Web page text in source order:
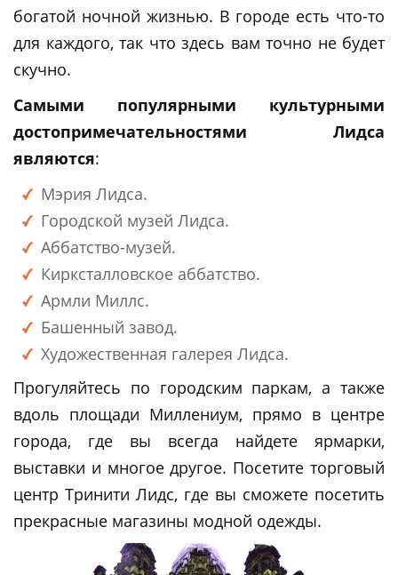
богатой ночной жизнью. В городе есть что-то
для каждого, так что здесь вам точно не будет
скучно.
Самыми популярными культурными
достопримечательностями Лидса
являются:
Мэрия Лидса.
Городской музей Лидса.
Аббатство-музей.
Кирксталловское аббатство.
Армли Миллс.
Башенный завод.
Художественная галерея Лидса.
Прогуляйтесь по городским паркам, а также
вдоль площади Миллениум, прямо в центре
города, где вы всегда найдете ярмарки,
выставки и многое другое. Посетите торговый
центр Тринити Лидс, где вы сможете посетить
прекрасные магазины модной одежды.